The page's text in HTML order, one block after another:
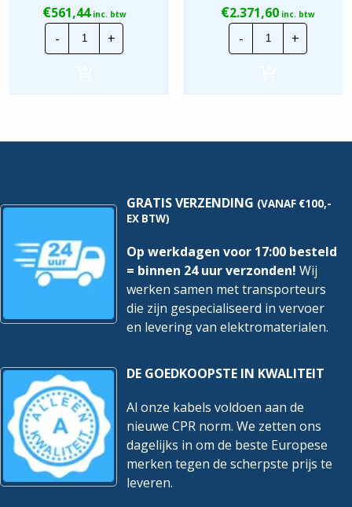
€561,44inc. btw
-
Invertek
Frequentieregelaar
|
hoeveelheid
+
€2.371,60 inc. btw
-
Invertek
|
hoeveelheid
+
GRATIS VERZENDING (VANAF €100,-
EX BTW)
Op werkdagen voor 17:00 besteld
= binnen 24 uur verzonden! Wij
werken samen met transporteurs
die zijn gespecialiseerd in vervoer
en levering van elektromaterialen.
DE GOEDKOOPSTE IN KWALITEIT
Al onze kabels voldoen aan de
nieuwe CPR norm. We zetten ons
dagelijks in om de beste Europese
merken tegen de scherpste prijs te
leveren.